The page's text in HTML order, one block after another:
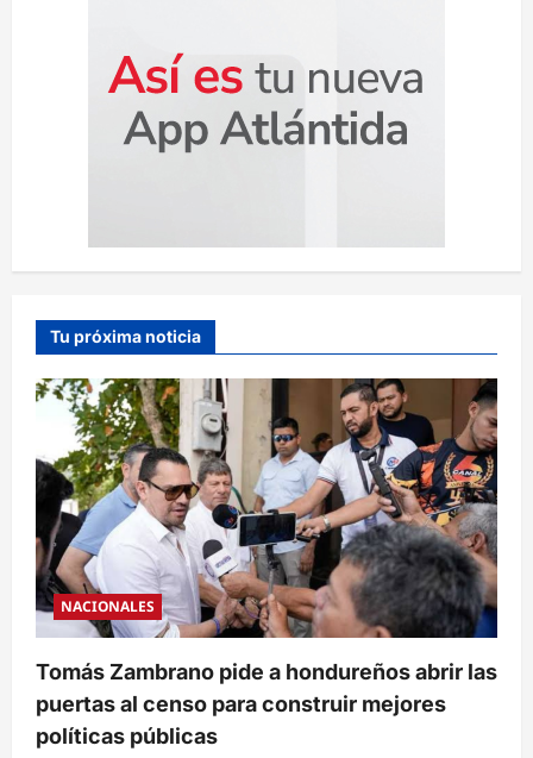
Tu próxima noticia
NACIONALES
Tomás Zambrano pide a hondureños abrir las
puertas al censo para construir mejores
políticas públicas